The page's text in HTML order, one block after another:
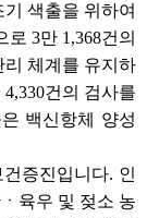
색출을 위하여
3만 1,368건의
리 체계를 유지하
건의 검사를
백신항체 양성
증진입니다. 인
육우 및 젖소 농